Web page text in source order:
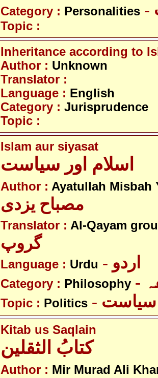
Category : Personalities
Topic :
Inheritance according to
Author : Unknown
Translator :
Language : English
Category : Jurisprudence
Topic :
Islam aur siyasat
اسلام اور سیاست
Author : Ayatullah Misbah
مصباح یزدی
Translator : Al-Qayam
گروپ
Language : Urdu - اردو
Category : Philosophy
Topic : Politics - سیاست
Kitab us Saqlain
کتابُ الثقلین
Author : Mir Murad Ali